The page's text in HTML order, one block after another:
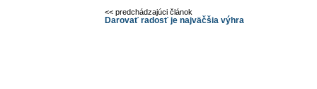
<< predchádzajúci článok
Darovať radosť je najväčšia výhra